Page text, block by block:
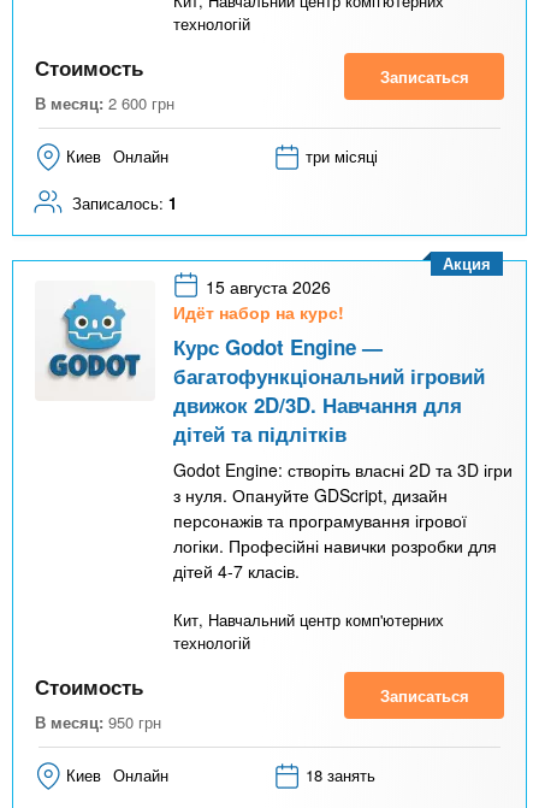
технологій
Стоимость
В месяц: 2 600 грн
Записаться
Киев Онлайн три місяці
Записалось: 1
15 августа 2026
Идёт набор на курс!
Курс Godot Engine —
багатофункціональний ігровий
движок 2D/3D. Навчання для
дітей та підлітків
Godot Engine: створіть власні 2D та 3D ігри
з нуля. Опануйте GDScript, дизайн
персонажів та програмування ігрової
логіки. Професійні навички розробки для
дітей 4-7 класів.
Кит, Навчальний центр комп'ютерних
технологій
Акция
Стоимость
В месяц: 950 грн
Записаться
Киев Онлайн 18 занять